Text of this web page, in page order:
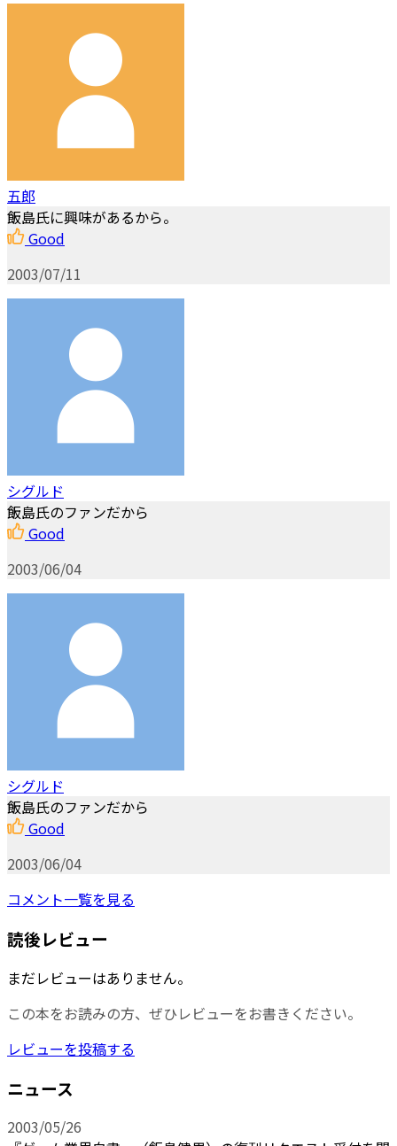
五郎
飯島氏に興味があるから。
Good
2003/07/11
シグルド
飯島氏のファンだから
Good
2003/06/04
シグルド
飯島氏のファンだから
Good
2003/06/04
コメント一覧を見る
読後レビュー
まだレビューはありません。
この本をお読みの方、ぜひレビューをお書きください。
レビューを投稿する
ニュース
2003/05/26